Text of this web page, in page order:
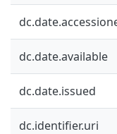
dc.date.available
dc.date.issued
dc.identifier.uri